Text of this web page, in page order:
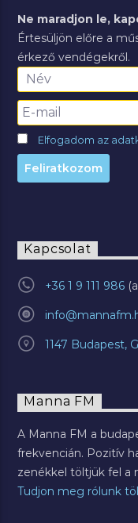
Ne maradjon le,
Értesüljön előre a
érkező vendégekről.
Elfogadom az
Kapcsolat
+36 1 9 111 986
1147 Budapest,
Manna FM
A Manna FM a
frekvencián. Pozitív
zenékkel töltjük fel a
Tudjon meg rólunk